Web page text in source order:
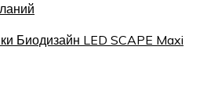
Биодизайн LED SCAPE Maxi